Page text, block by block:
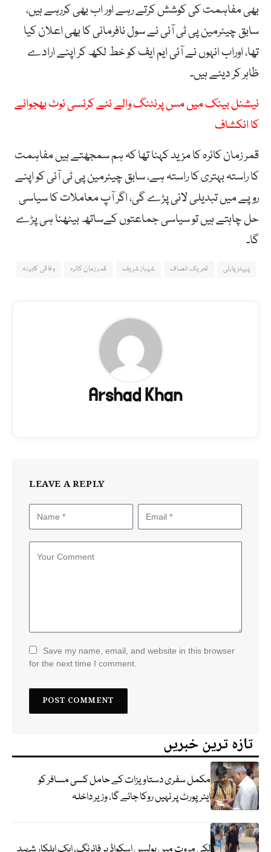
بھی مفاہمت کی کوشش کرتے رہے اور اب بھی کررہے ہیں،
سابق چیئرمین پی ٹی آئی نے سول نافرمانی کا بھی اعلان کیا
تھا، اوراب انہوں نے آئی ایم ایف کو خط لکھ کر اپنے ارادے
ظاہر کر دیئے ہیں۔
نیشنل بینک میں مس پرنٹنگ والے نئے کرنسی نوٹ بھجوانے
کا انکشاف
قمر زمان کائرہ کا مزید کہنا تھا کہ ہم سمجھتے ہیں مفاہمت
کا راستہ بہتری کا راستہ ہے، سابق چیئرمین پی ٹی آئی کو اپنے
روپے میں تبدیلی لانی پڑے گی، اگر آپ معاملات کا سیاسی
حل چاہتے ہیں تو سیاسی جماعتوں کےساتھ بیٹھنا ہی پڑے
گا۔
پیپلز پارٹی تحریک انصاف شہباز شریف قمر زمان کائرہ وفاقی کابینہ
Arshad Khan
LEAVE A REPLY
Save my name, email, and website in this browser
for the next time I comment.
تازہ ترین خبریں
مکمل سفری دستاویزات کے حامل کسی مسافر کو
ایئرپورٹ پر نہیں روکا جائے گا، وزیر داخلہ